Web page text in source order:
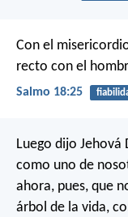
Con el
recto con el
Salmo 18:25
Luego dijo Jehová
como uno de
ahora, pues, que
árbol de la vida,